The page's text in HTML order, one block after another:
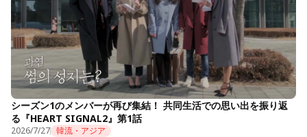
シーズン1のメンバーが再び集結！ 共同生活での思い出を振り返
る『HEART SIGNAL2』第1話
2026/7/27 韓流・アジア